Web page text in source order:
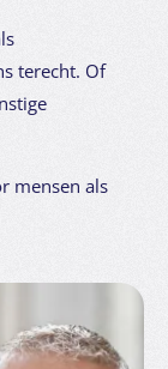
terecht. Of
mensen als